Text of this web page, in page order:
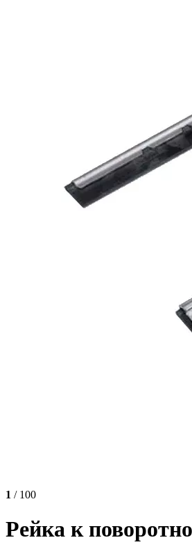
1 / 100
Рейка к